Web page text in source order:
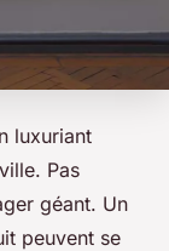
luxuriant
Pas
géant. Un
peuvent se